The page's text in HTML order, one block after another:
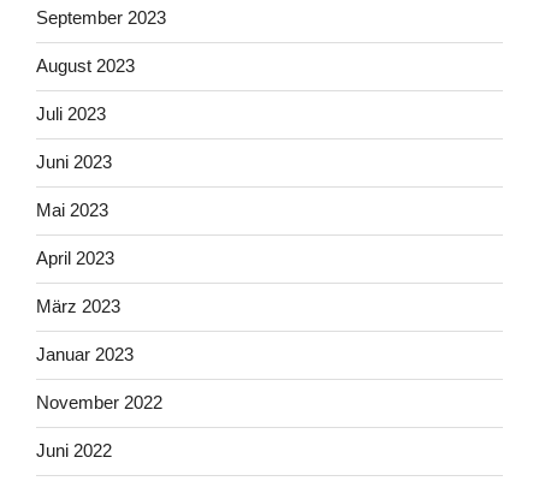
September 2023
August 2023
Juli 2023
Juni 2023
Mai 2023
April 2023
März 2023
Januar 2023
November 2022
Juni 2022